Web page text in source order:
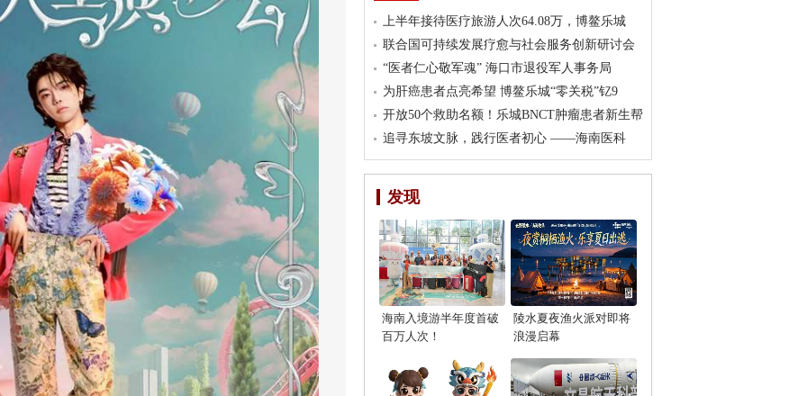
上半年接待医疗旅游人次64.08万，博鳌乐城
联合国可持续发展疗愈与社会服务创新研讨会
“医者仁心敬军魂” 海口市退役军人事务局
为肝癌患者点亮希望 博鳌乐城“零关税”钇9
开放50个救助名额！乐城BNCT肿瘤患者新生帮
追寻东坡文脉，践行医者初心 ——海南医科
发现
海南入境游半年度首破
百万人次！
陵水夏夜渔火派对即将
浪漫启幕